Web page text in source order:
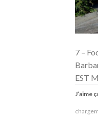
7 –
EST
J’aime